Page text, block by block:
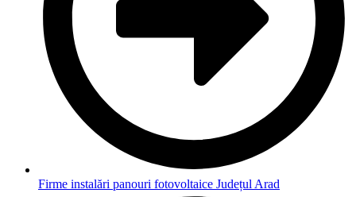
Firme instalări panouri fotovoltaice Județul Arad